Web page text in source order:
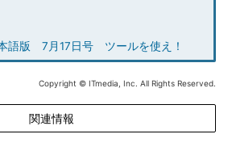
語版 7月17日号 ツールを使え！
Copyright © ITmedia, Inc. All Rights Reserved.
関連情報